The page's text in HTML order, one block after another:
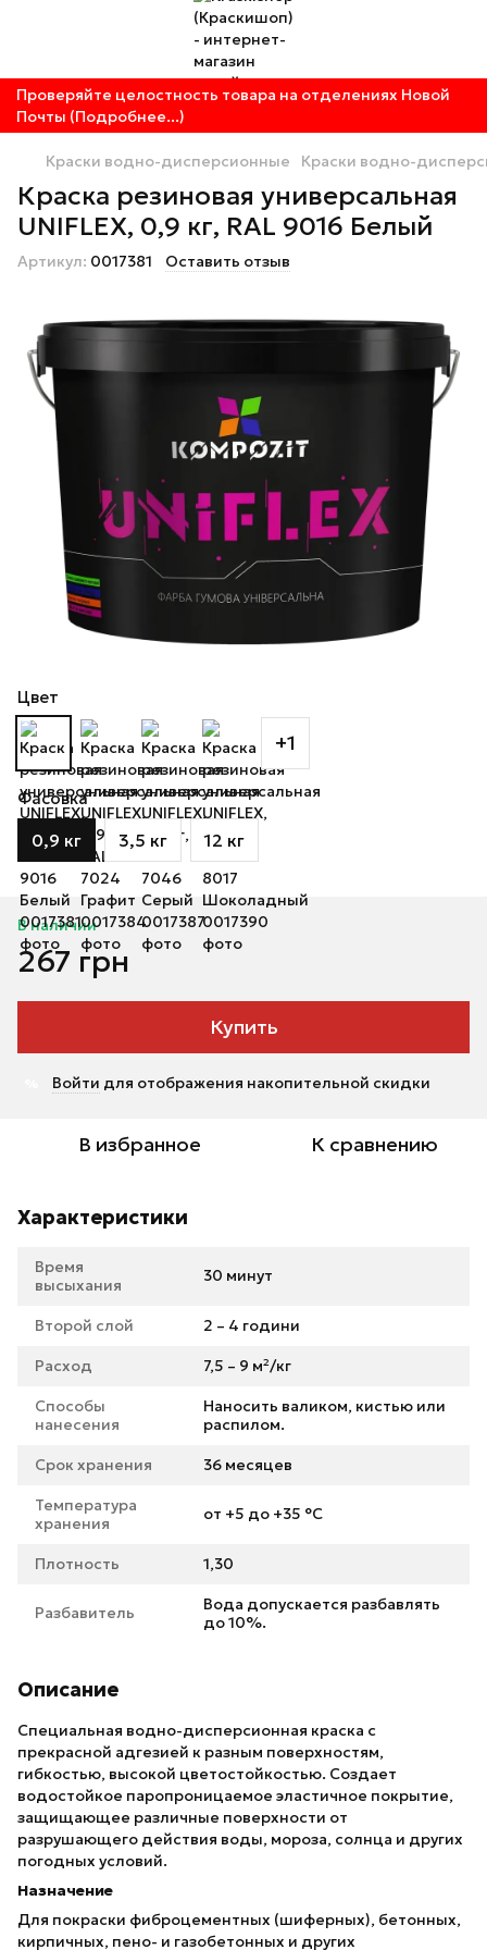
Проверяйте целостность товара на отделениях Новой
Почты (Подробнее...)
Краски водно-дисперсионные Краски водно-
Краска резиновая универсальная
UNIFLEX, 0,9 кг, RAL 9016 Белый
Артикул: 0017381 Оставить отзыв
Цвет
+1
Фасовка
0,9 кг 3,5 кг 12 кг
В наличии
267 грн
Купить
Войти для отображения накопительной скидки
В избранное К сравнению
Характеристики
Время
высыхания
30 минут
Второй слой 2 – 4 години
Расход 7,5 – 9 м²/кг
Способы
нанесения
Наносить валиком, кистью или
распилом.
Срок хранения 36 месяцев
Температура
хранения
от +5 до +35 °С
Плотность 1,30
Разбавитель
Вода допускается разбавлять
до 10%.
Описание
Специальная водно-дисперсионная краска с
прекрасной адгезией к разным поверхностям,
гибкостью, высокой цветостойкостью. Создает
водостойкое паропроницаемое эластичное покрытие,
защищающее различные поверхности от
разрушающего действия воды, мороза, солнца и других
погодных условий.
Назначение
Для покраски фиброцементных (шиферных), бетонных,
кирпичных, пено- и газобетонных и других